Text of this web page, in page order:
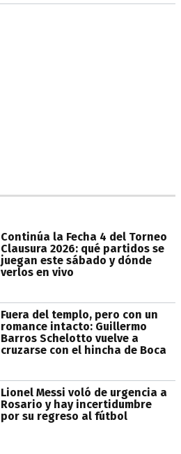
Continúa la Fecha 4 del Torneo
Clausura 2026: qué partidos se
juegan este sábado y dónde
verlos en vivo
Fuera del templo, pero con un
romance intacto: Guillermo
Barros Schelotto vuelve a
cruzarse con el hincha de Boca
Lionel Messi voló de urgencia a
Rosario y hay incertidumbre
por su regreso al fútbol